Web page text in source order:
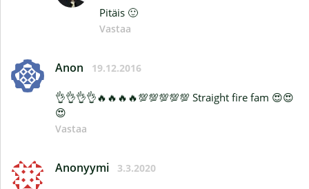
Pitäis 🙂
Vastaa
Anon 19.12.2016
👌👌👌👌🔥🔥🔥🔥💯💯💯💯💯 Straight fire fam 😍😍
😍
Vastaa
Anonyymi 3.3.2020